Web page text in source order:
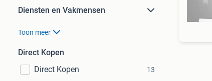
Diensten en Vakmensen
Toon meer
Direct Kopen
Direct Kopen
13